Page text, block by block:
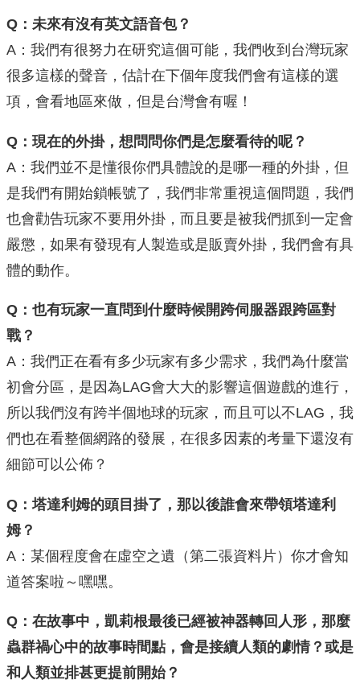
Q：未來有沒有英文語音包？
A：我們有很努力在研究這個可能，我們收到台灣玩家
很多這樣的聲音，估計在下個年度我們會有這樣的選
項，會看地區來做，但是台灣會有喔！
Q：現在的外掛，想問問你們是怎麼看待的呢？
A：我們並不是懂很你們具體說的是哪一種的外掛，但
是我們有開始鎖帳號了，我們非常重視這個問題，我們
也會勸告玩家不要用外掛，而且要是被我們抓到一定會
嚴懲，如果有發現有人製造或是販賣外掛，我們會有具
體的動作。
Q：也有玩家一直問到什麼時候開跨伺服器跟跨區對
戰？
A：我們正在看有多少玩家有多少需求，我們為什麼當
初會分區，是因為LAG會大大的影響這個遊戲的進行，
所以我們沒有跨半個地球的玩家，而且可以不LAG，我
們也在看整個網路的發展，在很多因素的考量下還沒有
細節可以公佈？
Q：塔達利姆的頭目掛了，那以後誰會來帶領塔達利
姆？
A：某個程度會在虛空之遺（第二張資料片）你才會知
道答案啦～嘿嘿。
Q：在故事中，凱莉根最後已經被神器轉回人形，那麼
蟲群禍心中的故事時間點，會是接續人類的劇情？或是
和人類並排甚更提前開始？